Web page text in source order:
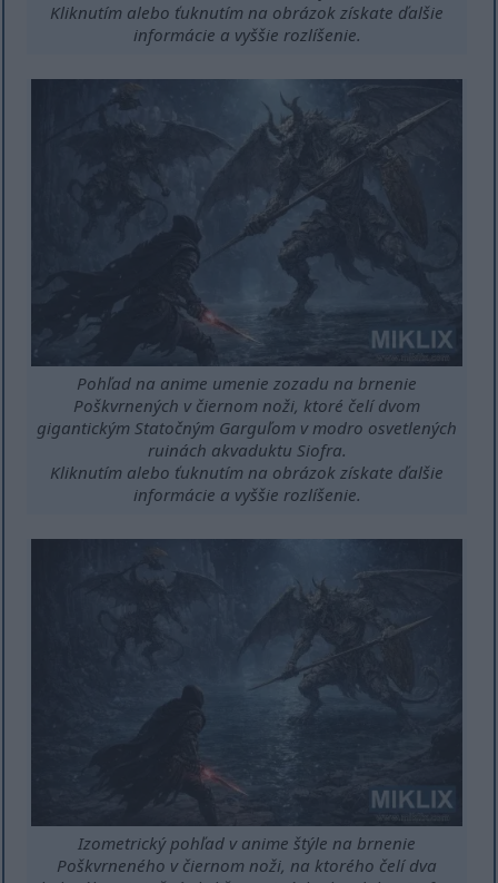
Kliknutím alebo ťuknutím na obrázok získate ďalšie
informácie a vyššie rozlíšenie.
Pohľad na anime umenie zozadu na brnenie
Poškvrnených v čiernom noži, ktoré čelí dvom
gigantickým Statočným Garguľom v modro osvetlených
ruinách akvaduktu Siofra.
Kliknutím alebo ťuknutím na obrázok získate ďalšie
informácie a vyššie rozlíšenie.
Izometrický pohľad v anime štýle na brnenie
Poškvrneného v čiernom noži, na ktorého čelí dva